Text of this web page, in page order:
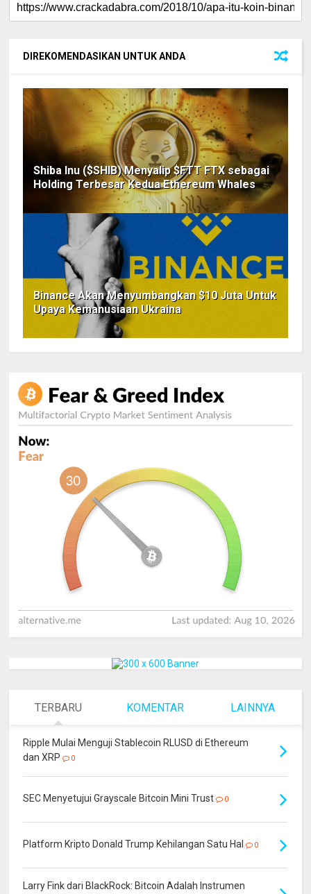
DIREKOMENDASIKAN UNTUK ANDA
Shiba Inu ($SHIB) Menyalip $FTT FTX sebagai
Holding Terbesar Kedua Ethereum Whales
Binance Akan Menyumbangkan $10 Juta Untuk
Upaya Kemanusiaan Ukraina
TERBARU KOMENTAR LAINNYA
Ripple Mulai Menguji Stablecoin RLUSD di Ethereum
dan XRP
0
SEC Menyetujui Grayscale Bitcoin Mini Trust 0
Platform Kripto Donald Trump Kehilangan Satu Hal 0
Larry Fink dari BlackRock: Bitcoin Adalah Instrumen